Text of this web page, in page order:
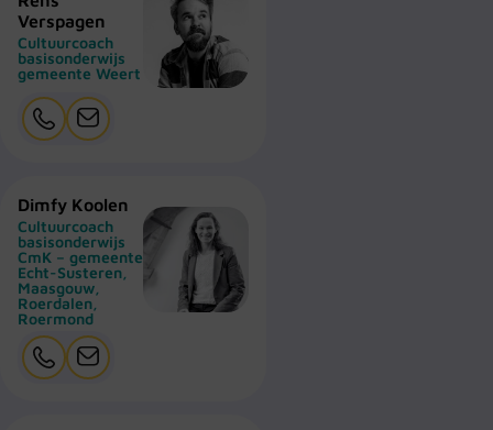
Verspagen
Cultuurcoach
basisonderwijs
gemeente Weert
Dimfy Koolen
Cultuurcoach
basisonderwijs
CmK – gemeente
Echt-Susteren,
Maasgouw,
Roerdalen,
Roermond